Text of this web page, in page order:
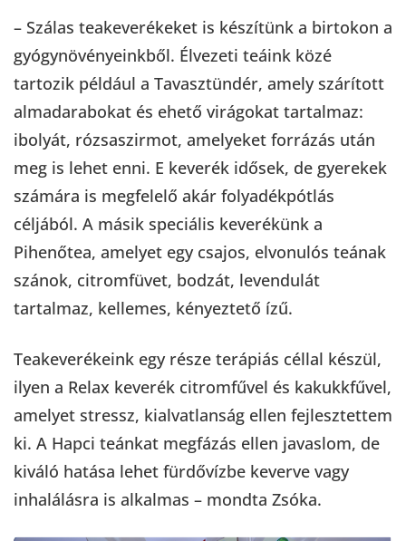
– Szálas teakeverékeket is készítünk a birtokon a
gyógynövényeinkből. Élvezeti teáink közé
tartozik például a Tavasztündér, amely szárított
almadarabokat és ehető virágokat tartalmaz:
ibolyát, rózsaszirmot, amelyeket forrázás után
meg is lehet enni. E keverék idősek, de gyerekek
számára is megfelelő akár folyadékpótlás
céljából. A másik speciális keverékünk a
Pihenőtea, amelyet egy csajos, elvonulós teának
szánok, citromfüvet, bodzát, levendulát
tartalmaz, kellemes, kényeztető ízű.
Teakeverékeink egy része terápiás céllal készül,
ilyen a Relax keverék citromfűvel és kakukkfűvel,
amelyet stressz, kialvatlanság ellen fejlesztettem
ki. A Hapci teánkat megfázás ellen javaslom, de
kiváló hatása lehet fürdővízbe keverve vagy
inhalálásra is alkalmas – mondta Zsóka.